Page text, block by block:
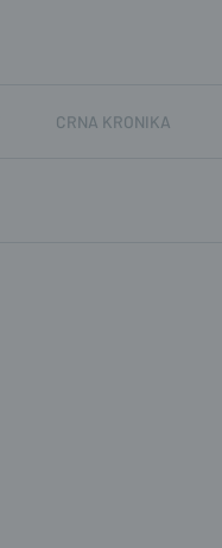
CRNA KRONIKA